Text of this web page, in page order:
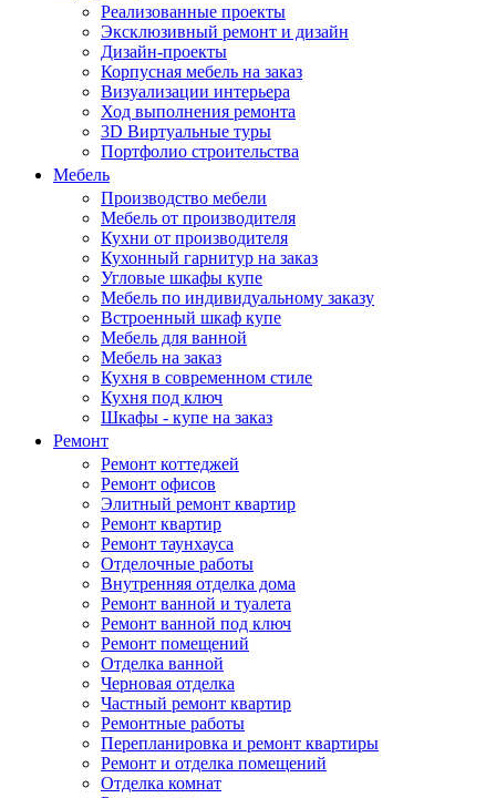
Реализованные проекты
Эксклюзивный ремонт и дизайн
Дизайн-проекты
Корпусная мебель на заказ
Визуализации интерьера
Ход выполнения ремонта
3D Виртуальные туры
Портфолио строительства
Мебель
Производство мебели
Мебель от производителя
Кухни от производителя
Кухонный гарнитур на заказ
Угловые шкафы купе
Мебель по индивидуальному заказу
Встроенный шкаф купе
Мебель для ванной
Мебель на заказ
Кухня в современном стиле
Кухня под ключ
Шкафы - купе на заказ
Ремонт
Ремонт коттеджей
Ремонт офисов
Элитный ремонт квартир
Ремонт квартир
Ремонт таунхауса
Отделочные работы
Внутренняя отделка дома
Ремонт ванной и туалета
Ремонт ванной под ключ
Ремонт помещений
Отделка ванной
Черновая отделка
Частный ремонт квартир
Ремонтные работы
Перепланировка и ремонт квартиры
Ремонт и отделка помещений
Отделка комнат